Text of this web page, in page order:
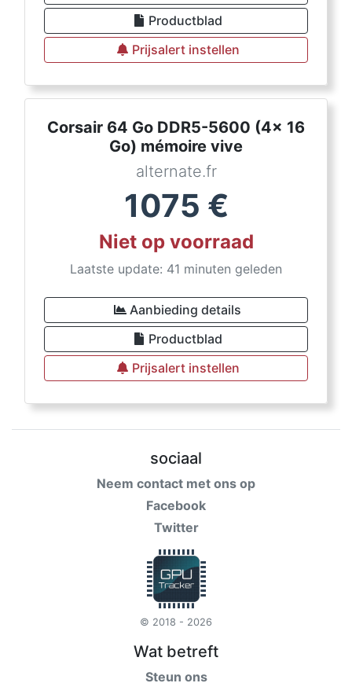
Productblad
Prijsalert instellen
Corsair 64 Go DDR5-5600 (4x 16
Go) mémoire vive
alternate.fr
1075 €
Niet op voorraad
Laatste update: 41 minuten geleden
Aanbieding details
Productblad
Prijsalert instellen
sociaal
Neem contact met ons op
Facebook
Twitter
© 2018 - 2026
Wat betreft
Steun ons